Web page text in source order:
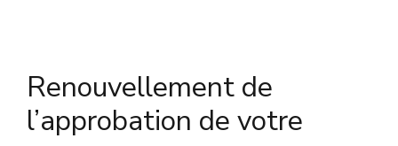
Renouvellement de
l’approbation de votre